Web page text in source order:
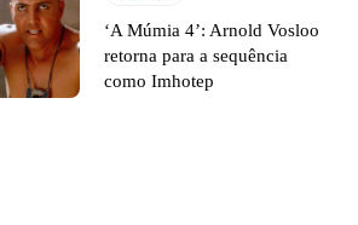
‘A Múmia 4’: Arnold Vosloo
retorna para a sequência
como Imhotep